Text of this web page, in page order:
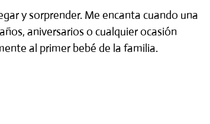
y sorprender. Me encanta cuando una
aniversarios o cualquier ocasión
al primer bebé de la familia.